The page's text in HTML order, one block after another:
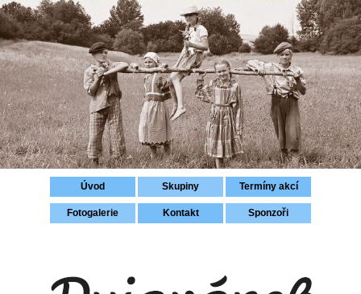
Přihlášení
Úvod Skupiny Termíny akcí
Fotogalerie Kontakt Sponzoři